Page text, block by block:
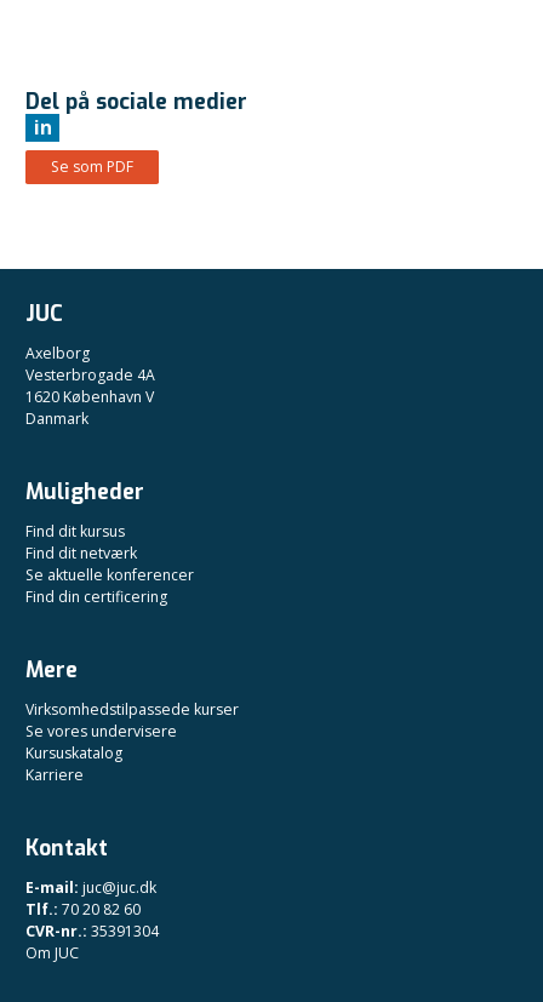
Del på sociale medier
in
Se som PDF
JUC
Axelborg
Vesterbrogade 4A
1620 København V
Danmark
Muligheder
Find dit kursus
Find dit netværk
Se aktuelle konferencer
Find din certificering
Mere
Virksomhedstilpassede kurser
Se vores undervisere
Kursuskatalog
Karriere
Kontakt
E-mail: juc@juc.dk
Tlf.: 70 20 82 60
CVR-nr.: 35391304
Om JUC